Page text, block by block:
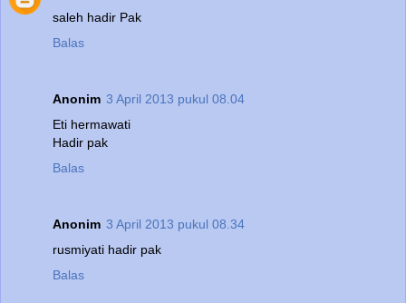
saleh hadir Pak
Balas
Anonim 3 April 2013 pukul 08.04
Eti hermawati
Hadir pak
Balas
Anonim 3 April 2013 pukul 08.34
rusmiyati hadir pak
Balas